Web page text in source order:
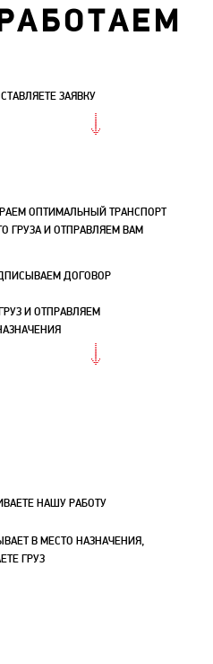
ЗАЯВКУ
ОПТИМАЛЬНЫЙ ТРАНСПОРТ
ГРУЗА И ОТПРАВЛЯЕМ ВАМ
ДОГОВОР
И ОТПРАВЛЯЕМ
НАШУ РАБОТУ
В МЕСТО НАЗНАЧЕНИЯ,
ГРУЗ